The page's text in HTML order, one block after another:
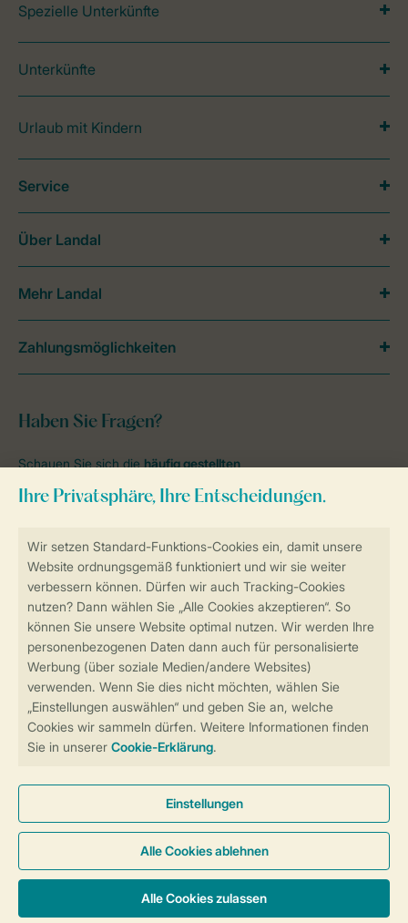
Sicher und schnell zur Online-Buchung
Spezielle Unterkünfte
Unterkünfte
Urlaub mit Kindern
Haben Sie Fragen?
Schauen Sie sich die häufig gestellten
Fragenan oder kontaktieren Sie unser
Contact Center.
Follow Us
facebookinstagramtiktok youtube
Zum Newsletter anmelden
Service
Über Landal
Mehr Landal
Zahlungsmöglichkeiten